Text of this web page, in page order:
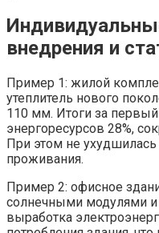
внедрения и
Пример 1: жилой
утеплитель нового
110 мм. Итоги за
энергоресурсов 28%,
При этом не
проживания.
Пример 2: офисное
солнечными модулями
выработка